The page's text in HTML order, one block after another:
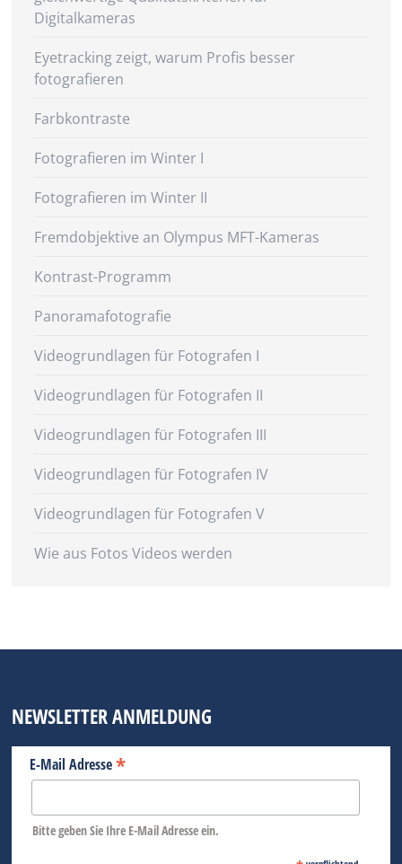
Digitalkameras
Eyetracking zeigt, warum Profis besser
fotografieren
Farbkontraste
Fotografieren im Winter I
Fotografieren im Winter II
Fremdobjektive an Olympus MFT-Kameras
Kontrast-Programm
Panoramafotografie
Videogrundlagen für Fotografen I
Videogrundlagen für Fotografen II
Videogrundlagen für Fotografen III
Videogrundlagen für Fotografen IV
Videogrundlagen für Fotografen V
Wie aus Fotos Videos werden
NEWSLETTER ANMELDUNG
E-Mail Adresse*
Bitte geben Sie Ihre E-Mail Adresse ein.